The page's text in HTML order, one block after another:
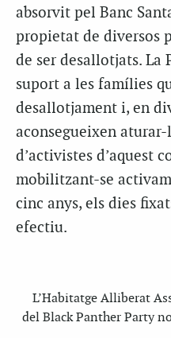
absorvit pel Banc
propietat de diversos
de ser desallotjats. La
suport a les famílies
desallotjament i, en
aconsegueixen
d’activistes d’aquest
mobilitzant-se
cinc anys, els dies
efectiu.
L’Habitatge Alliberat
del Black Panther Party